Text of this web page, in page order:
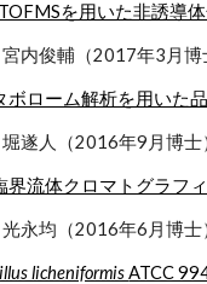
を用いた非誘導
宮内俊輔（2017年3月博
ボローム解析を用いた
遂人（2016年9月博士
界流体クロマトグラフ
永均（2016年6月博士
licheniformis ATCC